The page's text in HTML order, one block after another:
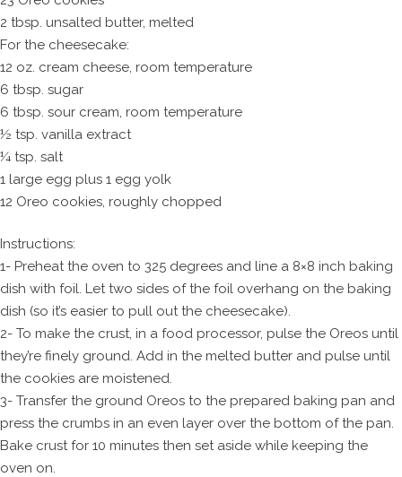
2 tbsp. unsalted butter, melted
For the cheesecake:
12 oz. cream cheese, room temperature
6 tbsp. sugar
6 tbsp. sour cream, room temperature
½ tsp. vanilla extract
¼ tsp. salt
1 large egg plus 1 egg yolk
12 Oreo cookies, roughly chopped
Instructions:
1- Preheat the oven to 325 degrees and line a 8×8 inch baking
dish with foil. Let two sides of the foil overhang on the baking
dish (so it’s easier to pull out the cheesecake).
2- To make the crust, in a food processor, pulse the Oreos until
they’re finely ground. Add in the melted butter and pulse until
the cookies are moistened.
3- Transfer the ground Oreos to the prepared baking pan and
press the crumbs in an even layer over the bottom of the pan.
Bake crust for 10 minutes then set aside while keeping the
oven on.